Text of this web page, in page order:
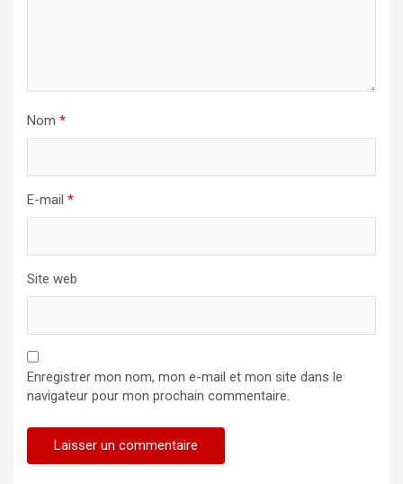
Nom *
E-mail *
Site web
Enregistrer mon nom, mon e-mail et mon site dans le
navigateur pour mon prochain commentaire.